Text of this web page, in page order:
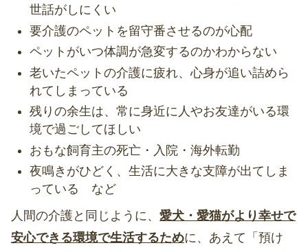
世話がしにくい
要介護のペットを留守番させるのが心配
ペットがいつ体調が急変するのかわからない
老いたペットの介護に疲れ、心身が追い詰めら
れてしまっている
残りの余生は、常に身近に人やお友達がいる環
境で過ごしてほしい
おもな飼育主の死亡・入院・海外転勤
夜鳴きがひどく、生活に大きな支障が出てしま
っている など
人間の介護と同じように、 愛犬・愛猫がより幸せで
安心できる環境で生活するために、あえて「預け